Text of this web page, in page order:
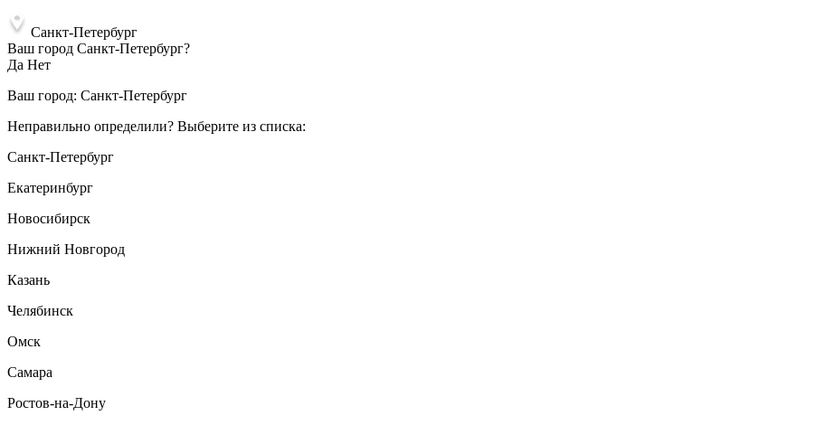
Санкт-Петербург
Ваш город Санкт-Петербург?
Да Нет
Ваш город: Санкт-Петербург
Неправильно определили? Выберите из списка:
Санкт-Петербург
Екатеринбург
Новосибирск
Нижний Новгород
Казань
Челябинск
Омск
Самара
Ростов-на-Дону